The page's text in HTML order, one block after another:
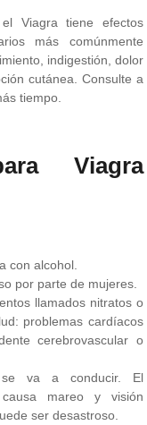
Viagra tiene efectos
más comúnmente
indigestión, dolor
cutánea. Consulte a
tiempo.
Viagra
con alcohol.
por parte de mujeres.
llamados nitratos o
problemas cardíacos
cerebrovascular o
va a conducir. El
causa mareo y visión
ser desastroso.